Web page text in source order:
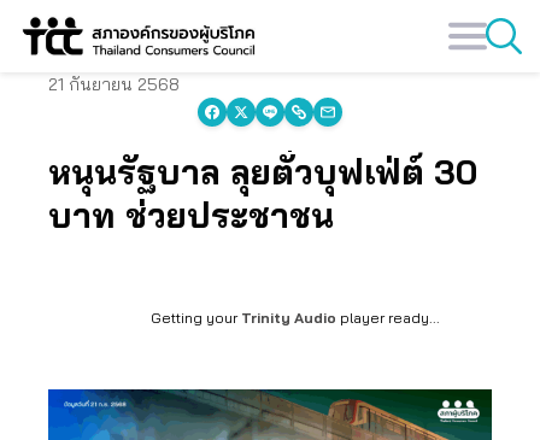
Skip
21 กันยายน 2568
หนุนรัฐบาล ลุยตั๋วบุฟเฟ่ต์ 30
บาท ช่วยประชาชน
Getting your Trinity Audio player ready...